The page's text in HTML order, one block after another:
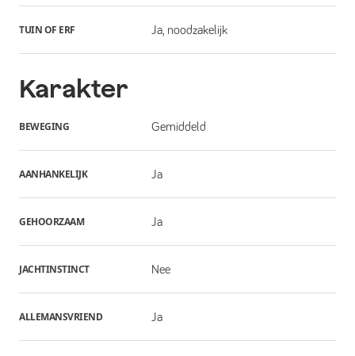
TUIN OF ERF Ja, noodzakelijk
Karakter
BEWEGING Gemiddeld
AANHANKELIJK Ja
GEHOORZAAM Ja
JACHTINSTINCT Nee
ALLEMANSVRIEND Ja